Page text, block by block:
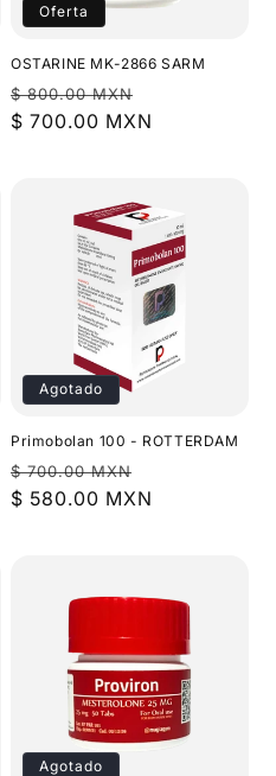
Oferta
OSTARINE MK-2866 SARM
Precio
habitual
$ 800.00 MXN
de
$ 700.00 MXN
Agotado
Primobolan 100 - ROTTERDAM
Precio
habitual
$ 700.00 MXN
de
$ 580.00 MXN
Agotado